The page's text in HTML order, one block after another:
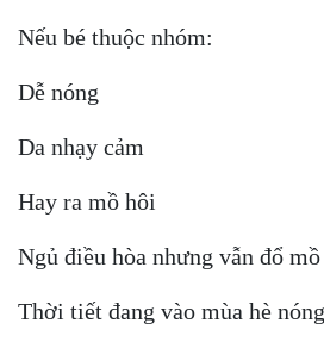
Nếu bé thuộc nhóm:
Dễ nóng
Da nhạy cảm
Hay ra mồ hôi
Ngủ điều hòa nhưng vẫn đổ
Thời tiết đang vào mùa hè